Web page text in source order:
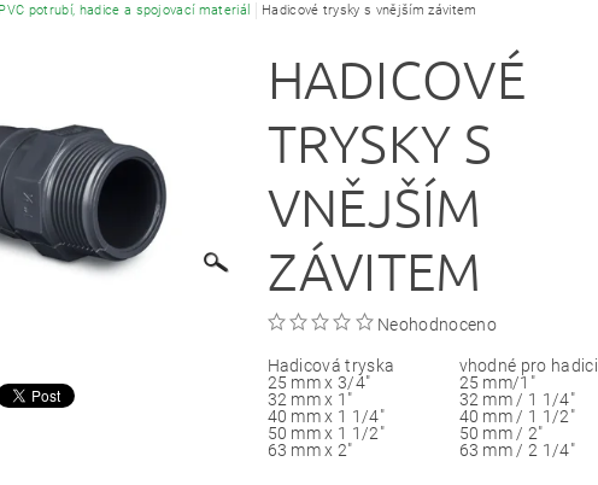
A OZONIZÁTORY JEZÍRKOVÁ ČERPADLA A VYSAVAČE
A KOI – KRMIVA, BAKTERIE, ÚPRAVA VODY, CHOVNÉ POTŘEBY
PVC potrubí, hadice a spojovací materiál Hadicové trysky s vnějším závitem
HADICOVÉ
TRYSKY S
VNĚJŠÍM
ZÁVITEM
Neohodnoceno
Hadicová tryska
vhodné pro hadici
25 mm x 3/4"
25 mm/1"
32 mm x 1"
32 mm / 1 1/4"
40 mm x 1 1/4"
40 mm / 1 1/2"
50 mm x 1 1/2"
50 mm / 2"
63 mm x 2"
63 mm / 2 1/4"